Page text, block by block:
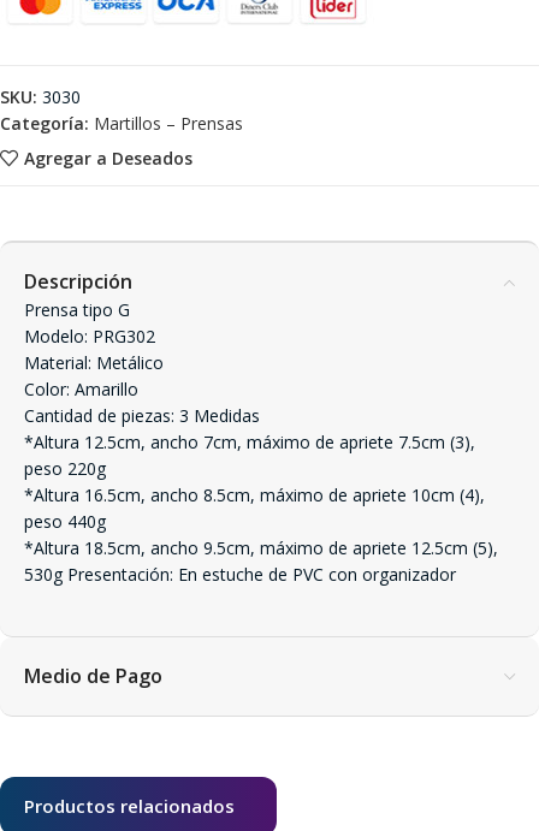
Agregar a Deseados
SKU: 3030
Categoría: Martillos – Prensas
Descripción
Prensa tipo G
Modelo: PRG302
Material: Metálico
Color: Amarillo
Cantidad de piezas: 3 Medidas
*Altura 12.5cm, ancho 7cm, máximo de apriete 7.5cm (3),
peso 220g
*Altura 16.5cm, ancho 8.5cm, máximo de apriete 10cm (4),
peso 440g
*Altura 18.5cm, ancho 9.5cm, máximo de apriete 12.5cm (5),
530g Presentación: En estuche de PVC con organizador
Medio de Pago
Productos relacionados